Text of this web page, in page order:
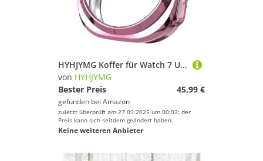
HYHJYMG Koffer für Watch 7 Ultra 47mm Smartwatch Cover Soft TPU Stoßstange Schutzhülle für Galaxy 7 Ultra 47mm Zubehör
von HYHJYMG
Bester Preis
45,99 €
gefunden bei Amazon
zuletzt überprüft am 27.09.2025 um 00:03; der
Preis kann sich seitdem geändert haben.
Keine weiteren Anbieter